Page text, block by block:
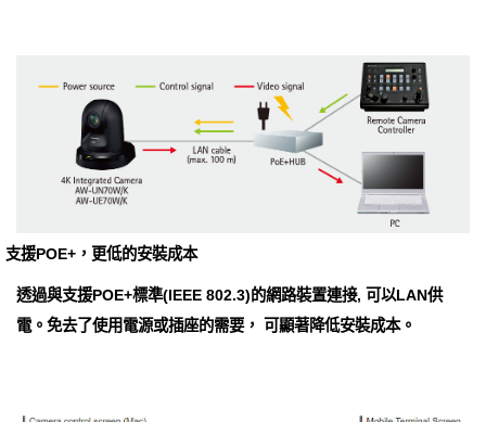
支援POE+，更低的安裝成本
透過與支援POE+標準(IEEE 802.3)的網路裝置連接, 可以LAN供
電。免去了使用電源或插座的需要， 可顯著降低安裝成本。